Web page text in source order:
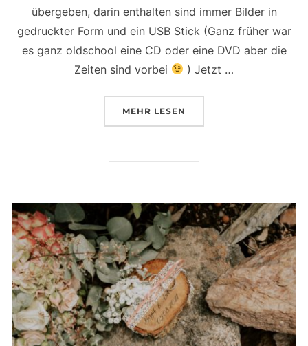
übergeben, darin enthalten sind immer Bilder in
gedruckter Form und ein USB Stick (Ganz früher war
es ganz oldschool eine CD oder eine DVD aber die
Zeiten sind vorbei
) Jetzt …
MEHR ÜBER „NEUE BOXEN STEHEN
LESEN